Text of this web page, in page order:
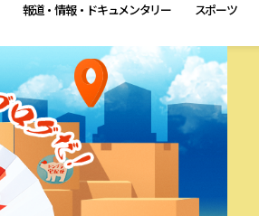
報道・情報・ドキュメンタリー スポーツ